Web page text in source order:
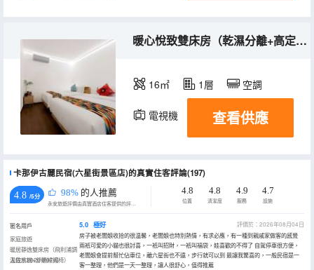
暖心悅致雙床房（乾濕分離+高定床品+冷暖空調）
16㎡ 1層 空調
電視機 查看供應
卡那伊古麗民宿(六星街景區店)的真實住客評論(197)
4.8 /5分 98% 的人推薦
永安旅遊評價由真實酒店住客提供的評價。
4.8
位置
4.8
清潔度
4.9
服務
4.7
設施
匿名用戶
家庭旅遊
暖居靜逸雙床房（飛利浦調
温飲水機+舒適搖搖椅）
入住於2026年07月
5.0 極好
評價於：2026年08月04日
房子被老闆娘收拾的很温馨，老闆娘也特別熱情，有求必應，有一種到親戚家做客的感覺
兩衹可愛的小貓也很討喜，一衹叫招財，一衹叫福袋，娃喜歡的不得了 自駕停車很方便，
老闆娘會提前幫忙佔車位，離六星街也不遠，步行就可以到 最讓我驚喜的，一般民宿是一
客一整理，他們是一天一整理，讓人很舒心，值得推薦